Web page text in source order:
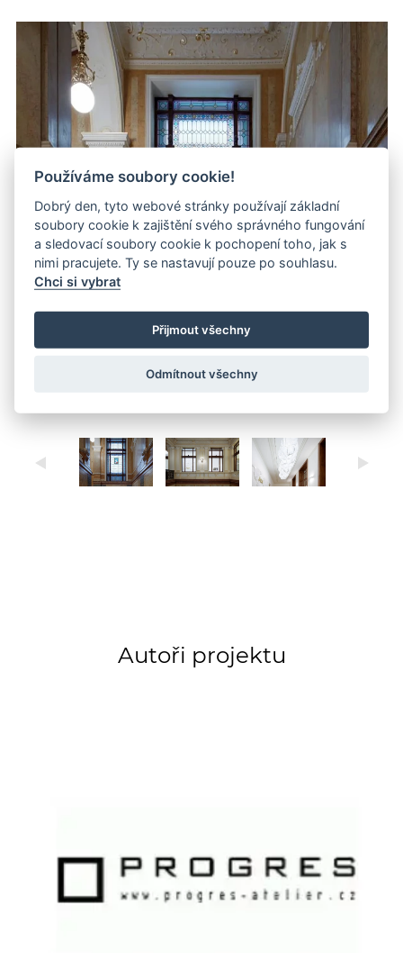
Autoři projektu
Používáme soubory cookie!
Dobrý den, tyto webové stránky používají základní
soubory cookie k zajištění svého správného fungování
a sledovací soubory cookie k pochopení toho, jak s
nimi pracujete. Ty se nastavují pouze po souhlasu.
Chci si vybrat
Přijmout všechny
Odmítnout všechny